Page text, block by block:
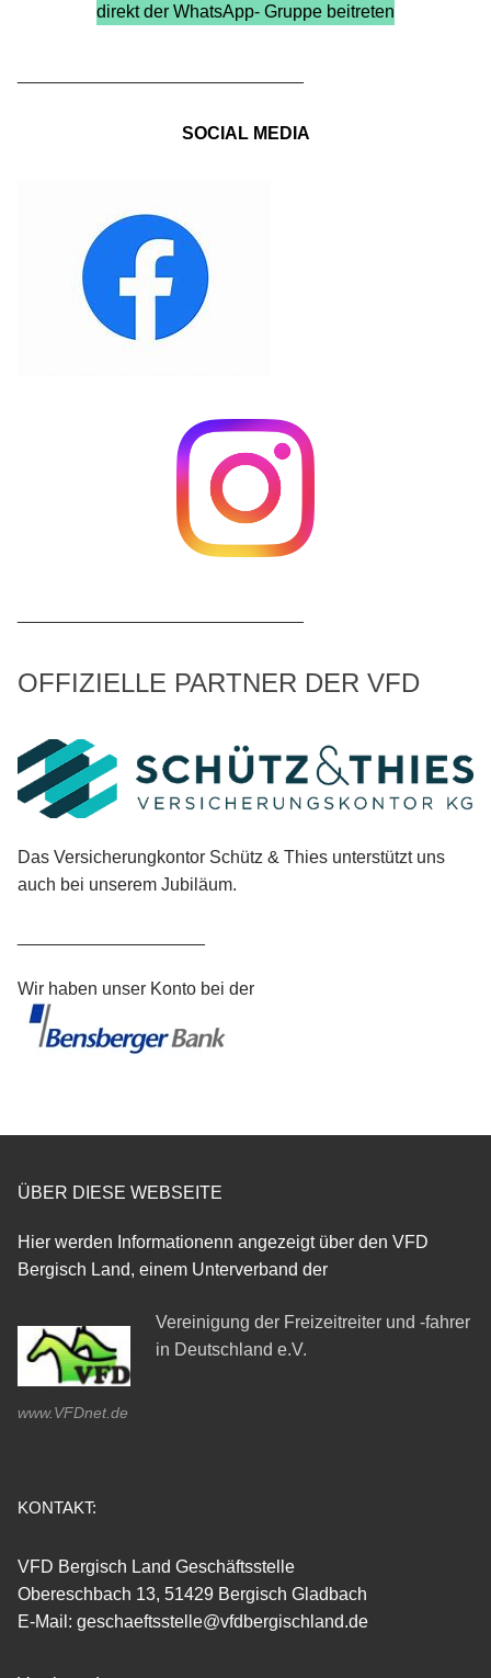
direkt der WhatsApp- Gruppe beitreten
SOCIAL MEDIA
OFFIZIELLE PARTNER DER VFD
Das Versicherungkontor Schütz & Thies unterstützt uns
auch bei unserem Jubiläum.
Wir haben unser Konto bei der
ÜBER DIESE WEBSEITE
Hier werden Informationenn angezeigt über den VFD
Bergisch Land, einem Unterverband der
www.VFDnet.de
Vereinigung der Freizeitreiter und -fahrer
in Deutschland e.V.
KONTAKT:
VFD Bergisch Land Geschäftsstelle
Obereschbach 13, 51429 Bergisch Gladbach
E-Mail: geschaeftsstelle@vfdbergischland.de